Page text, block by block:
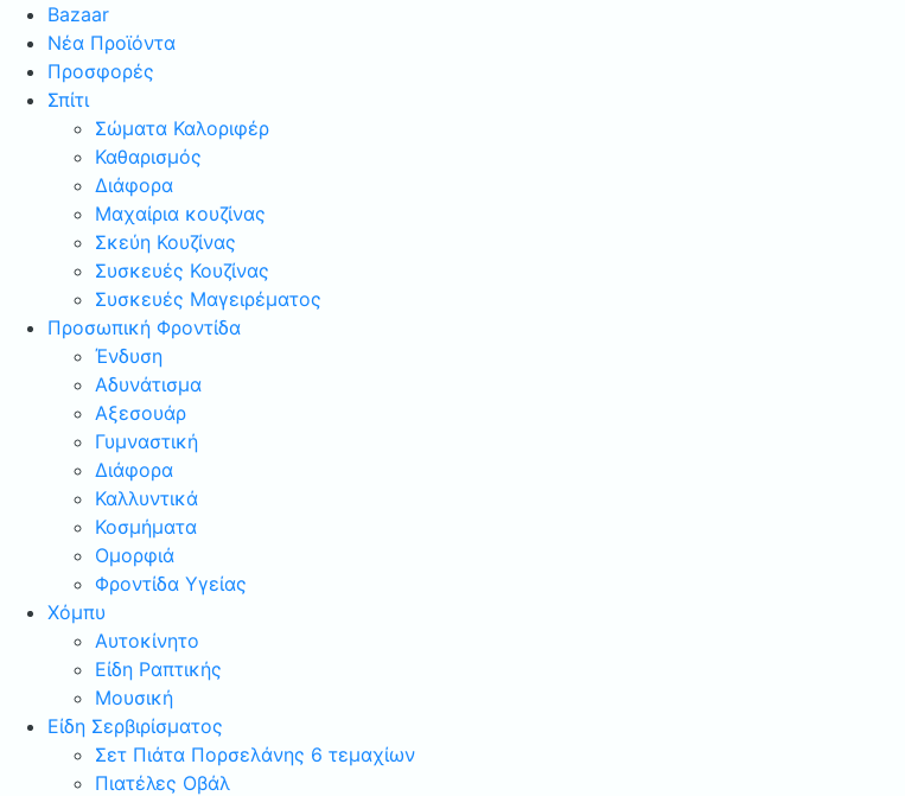
Bazaar
Νέα Προϊόντα
Προσφορές
Σπίτι
Σώματα Καλοριφέρ
Καθαρισμός
Διάφορα
Μαχαίρια κουζίνας
Σκεύη Κουζίνας
Συσκευές Κουζίνας
Συσκευές Μαγειρέματος
Προσωπική Φροντίδα
Ένδυση
Αδυνάτισμα
Αξεσουάρ
Γυμναστική
Διάφορα
Καλλυντικά
Κοσμήματα
Ομορφιά
Φροντίδα Υγείας
Χόμπυ
Αυτοκίνητο
Είδη Ραπτικής
Μουσική
Είδη Σερβιρίσματος
Σετ Πιάτα Πορσελάνης 6 τεμαχίων
Πιατέλες Οβάλ